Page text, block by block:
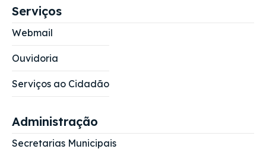
Serviços
Webmail
Ouvidoria
Serviços ao Cidadão
Administração
Secretarias Municipais